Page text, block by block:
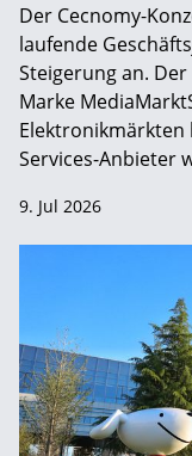
Der Cecnomy-
laufende
Steigerung an.
Marke
Elektronikmärkten
Services-Anbieter
9. Jul 2026